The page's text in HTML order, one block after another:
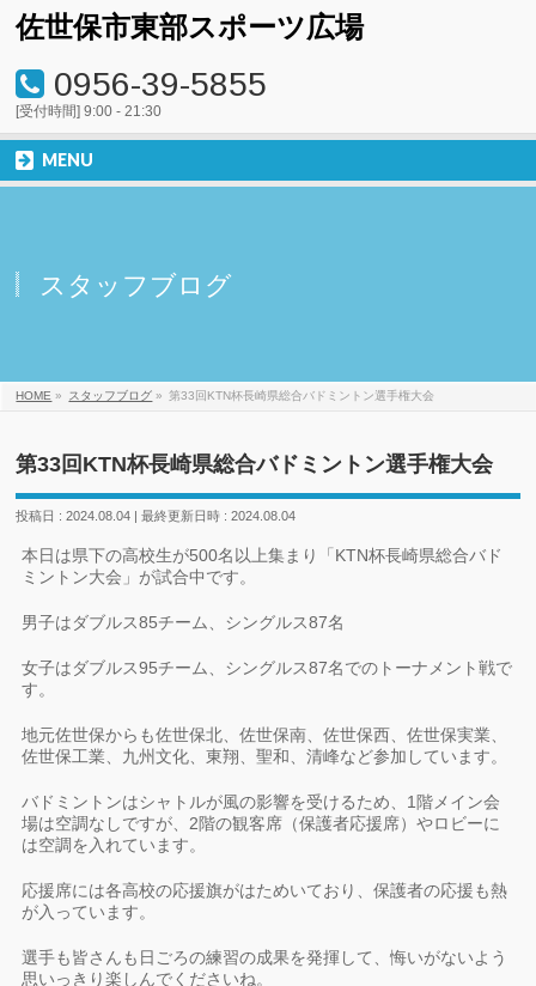
佐世保市東部スポーツ広場
0956-39-5855
[受付時間] 9:00 - 21:30
MENU
スタッフブログ
HOME » スタッフブログ » 第33回KTN杯長崎県総合バドミントン選手権大会
第33回KTN杯長崎県総合バドミントン選手権大会
投稿日 : 2024.08.04 最終更新日時 : 2024.08.04
本日は県下の高校生が500名以上集まり「KTN杯長崎県総合バド
ミントン大会」が試合中です。
男子はダブルス85チーム、シングルス87名
女子はダブルス95チーム、シングルス87名でのトーナメント戦で
す。
地元佐世保からも佐世保北、佐世保南、佐世保西、佐世保実業、
佐世保工業、九州文化、東翔、聖和、清峰など参加しています。
バドミントンはシャトルが風の影響を受けるため、1階メイン会
場は空調なしですが、2階の観客席（保護者応援席）やロビーに
は空調を入れています。
応援席には各高校の応援旗がはためいており、保護者の応援も熱
が入っています。
選手も皆さんも日ごろの練習の成果を発揮して、悔いがないよう
思いっきり楽しんでくださいね。